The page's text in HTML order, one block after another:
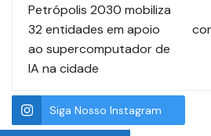
Petrópolis 2030 mobiliza
32 entidades em apoio
ao supercomputador de
IA na cidade
Siga Nosso Instagram